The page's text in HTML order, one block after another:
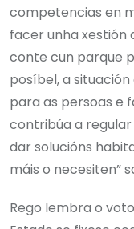
competencias en
facer unha xestión
conte cun parque
posíbel, a
para as persoas e
contribúa a regular
dar solucións
máis o necesiten”
Rego lembra o